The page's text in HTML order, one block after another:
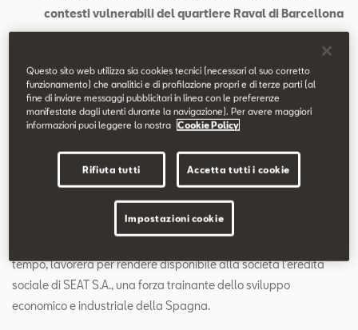
contesti vulnerabili del quartiere Raval di Barcellona
Verona, 24.09.2025- Creare nuove opportunità per costruire
una società più equa e impegnata. Con questo obiettivo nasce
Lanciata ieri presso CASA SEAT, sede sociale dell’ente, la
Fondazione SEAT CUPRA inizialmente focalizzerà la sua attività
tempo, lavorerà per rendere disponibile alla società l’eredità
sociale di SEAT S.A., una forza trainante dello sviluppo
economico e industriale della Spagna.
Questo sito web utilizza sia cookies tecnici (necessari al suo corretto
funzionamento) che analitici e di profilazione propri e di terze parti (al
fine di inviare messaggi pubblicitari in linea con le preferenze
manifestate dagli utenti durante la navigazione). Per avere maggiori
informazioni puoi leggere la nostra
Cookie Policy
Rifiuta tutti Accetta tutti i cookie
Impostazioni cookie